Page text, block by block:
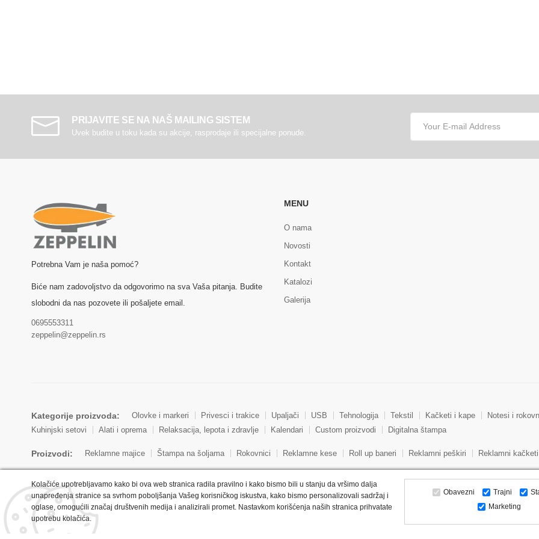
PRIJAVITE SE NA NAŠ MAILING SISTEM
Uvek budite u toku kada su akcije, rasprodaje ili specijalne ponude.
Potrebna Vam je naša pomoć?
Biće nam zadovoljstvo da odgovorimo na sva Vaša pitanja. Budite
slobodni da nas pozovete ili pošaljete email.
0695553311
zeppelin@zeppelin.rs
MENU
O nama
Novosti
Kontakt
Katalozi
Galerija
Kategorije proizvoda: Olovke i markeri Privesci i trakice Upaljači USB Tehnologija Tekstil Kačketi i kape Notesi i
Kuhinjski setovi
Alati i oprema Relaksacija, lepota i zdravlje Kalendari Custom proizvodi Digitalna štampa
Proizvodi: Reklamne majice Štampa na šoljama Rokovnici Reklamne kese Roll up baneri Reklamni peškiri Reklamni kačketi
Copyright © 2022 Zeppelin. All Rights Reserved.
Kolačiće upotrebljavamo kako bi ova web stranica radila pravilno i kako bismo bili u stanju da vršimo dalja
unapređenja stranice sa svrhom poboljšanja Vašeg korisničkog iskustva, kako bismo personalizovali sadržaj i
oglase, omogućili značaj društvenih medija i analizirali promet. Nastavkom korišćenja naših stranica prihvatate
upotrebu kolačića.
Obavezni Trajni
Marketing